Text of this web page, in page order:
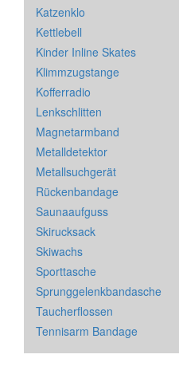
Katzenklo
Kettlebell
Kinder Inline Skates
Klimmzugstange
Kofferradio
Lenkschlitten
Magnetarmband
Metalldetektor
Metallsuchgerät
Rückenbandage
Saunaaufguss
Skirucksack
Skiwachs
Sporttasche
Sprunggelenkbandasche
Taucherflossen
Tennisarm Bandage